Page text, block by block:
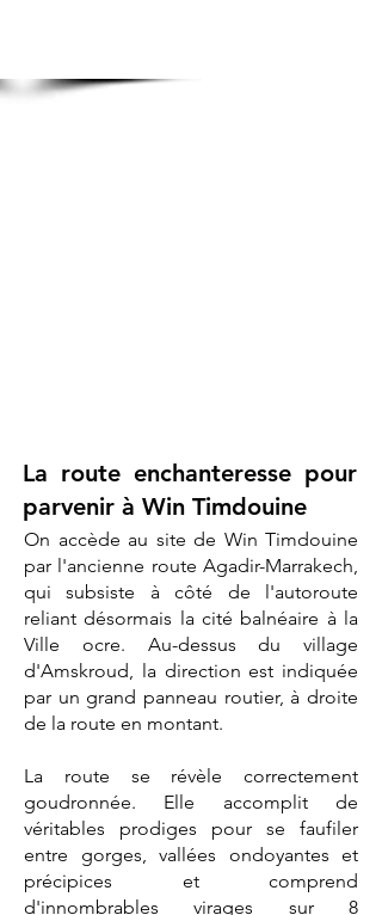
La route enchanteresse pour
parvenir à Win Timdouine
On accède au site de Win Timdouine
par l'ancienne route Agadir-Marrakech,
qui subsiste à côté de l'autoroute
reliant désormais la cité balnéaire à la
Ville ocre. Au-dessus du village
d'Amskroud, la direction est indiquée
par un grand panneau routier, à droite
de la route en montant.
La route se révèle correctement
goudronnée. Elle accomplit de
véritables prodiges pour se faufiler
entre gorges, vallées ondoyantes et
précipices et comprend
d'innombrables virages sur 8